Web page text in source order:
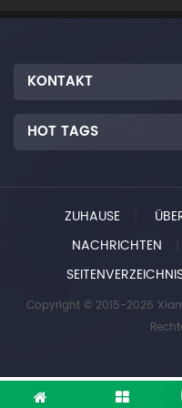
KONTAKT
HOT TAGS
ZUHAUSE
NACHRICHTEN
Copyright © 2015-2026